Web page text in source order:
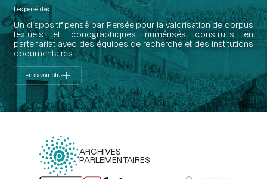
Les perséides
Un dispositif pensé par Persée pour la valorisation de corpus
textuels et iconographiques numérisés construits en
partenariat avec des équipes de recherche et des institutions
documentaires.
En savoir plus
ARCHIVES
PARLEMENTAIRES